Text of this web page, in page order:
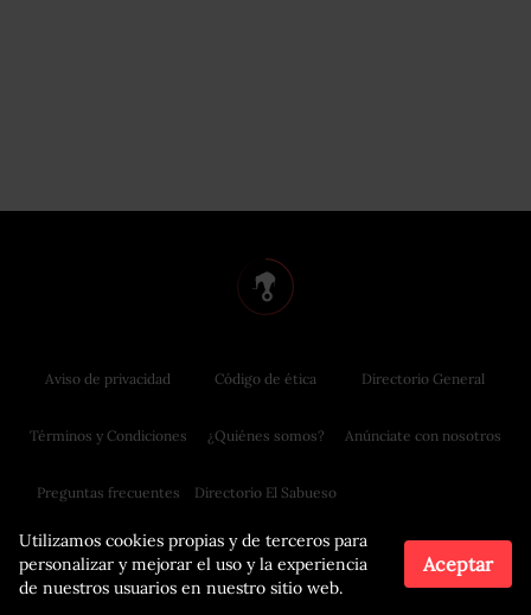
Utilizamos cookies propias y de terceros para
personalizar y mejorar el uso y la experiencia
de nuestros usuarios en nuestro sitio web.
Aceptar
Aviso de privacidad
Términos y Condiciones
Preguntas frecuentes
Código de ética
¿Quiénes somos?
Directorio El Sabueso
Directorio General
Anúnciate con nosotros